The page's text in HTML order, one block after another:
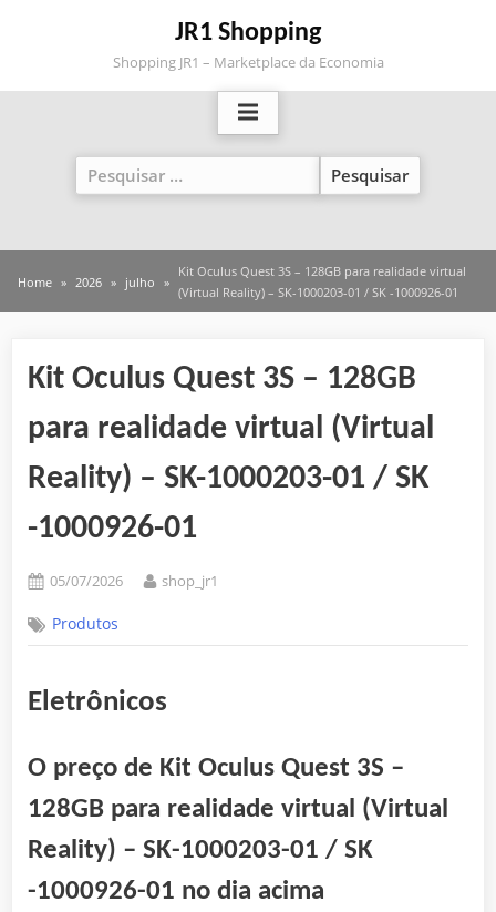
JR1 Shopping
Shopping JR1 – Marketplace da Economia
Pesquisar
por:
Home 2026 julho
Kit Oculus Quest 3S – 128GB para realidade virtual
(Virtual Reality) – SK-1000203-01 / SK -1000926-01
Kit Oculus Quest 3S – 128GB
para realidade virtual (Virtual
Reality) – SK-1000203-01 / SK
-1000926-01
Posted
05/07/2026 By
shop_jr1
Produtos
Eletrônicos
O preço de Kit Oculus Quest 3S –
128GB para realidade virtual (Virtual
Reality) – SK-1000203-01 / SK
-1000926-01 no dia acima